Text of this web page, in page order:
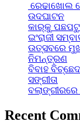
ରେଢାଖୋଲ
ଉଦଘାଟନ
କାର୍‌କୁ ପଛପଟୁ
ଇଂରାଜୀ
ଉତ୍ସବରେ
ନିମନ୍ତ୍ରଣ
ବିବାହ
ସଙ୍ଗୀତା
Recent